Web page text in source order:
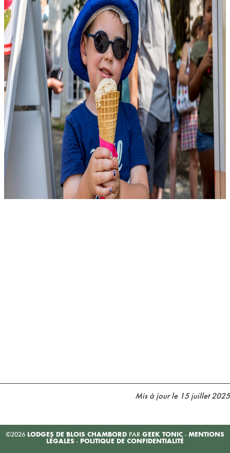
Mis à jour le 15 juillet 2025
©2026 LODGES DE BLOIS CHAMBORD PAR GEEK TONIC - MENTIONS
LÉGALES - POLITIQUE DE CONFIDENTIALITÉ